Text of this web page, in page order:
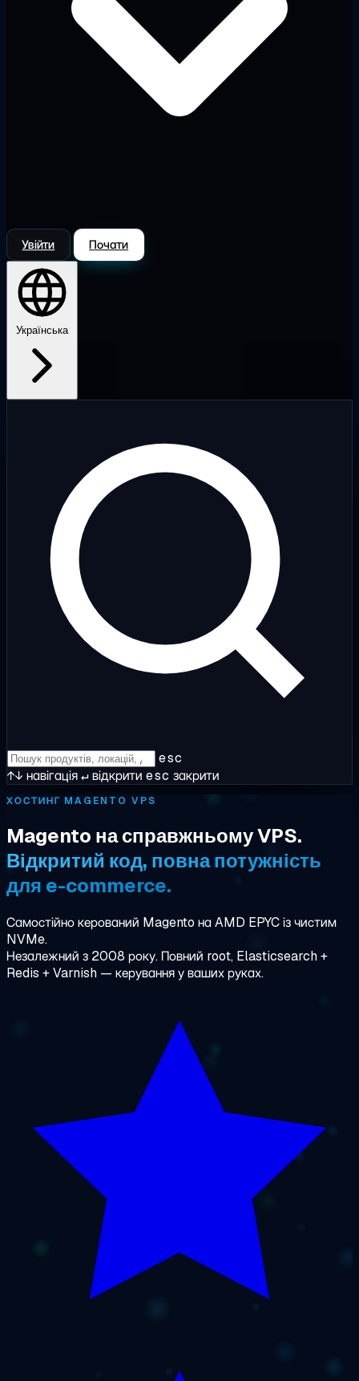
Увійти Почати
Українська
esc
↑↓ навігація↵відкрити esc закрити
ХОСТИНГ MAGENTO VPS
Magento на справжньому VPS.
Відкритий код, повна потужність
для e-commerce.
Самостійно керований Magento на AMD EPYC із чистим
NVMe.
Незалежний з 2008 року. Повний root, Elasticsearch +
Redis + Varnish — керування у ваших руках.